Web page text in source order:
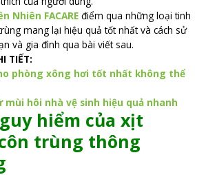
Nhiên FACARE điểm qua những loại tinh
mang lại hiệu quả tốt nhất và cách sử
và gia đình qua bài viết sau.
TIẾT:
phòng xông hơi tốt nhất không thể
mùi hôi nhà vệ sinh hiệu quả nhanh
hiểm của xịt
trùng thông